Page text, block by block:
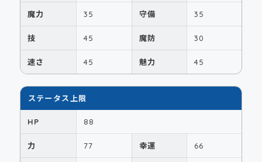
魔力 35 守備 35
技 45 魔防 30
速さ 45 魅力 45
ステータス上限
HP 88
力 77 幸運 66